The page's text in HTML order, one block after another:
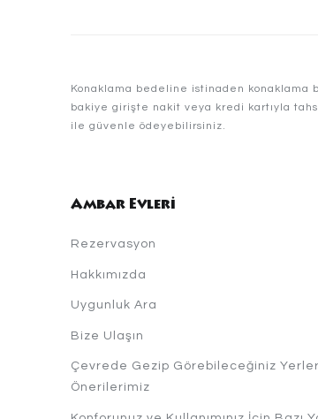
Konaklama bedeline istinaden konaklama
bakiye girişte nakit veya kredi kartıyla
ile güvenle ödeyebilirsiniz.
Ambar Evleri
Rezervasyon
Hakkımızda
Uygunluk Ara
Bize Ulaşın
Çevrede Gezip Görebileceğiniz
Önerilerimiz